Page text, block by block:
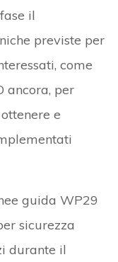
il
previste per
come
ancora, per
e
guida WP29
sicurezza
durante il